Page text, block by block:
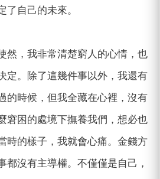
了自己的未來。
然，我非常清楚窮人的心情，也
定。除了這幾件事以外，我還有
的時候，但我全藏在心裡，沒有
窘困的處境下撫養我們，想必也
時的樣子，我就會心痛。金錢方
都沒有主導權。不僅僅是自己，